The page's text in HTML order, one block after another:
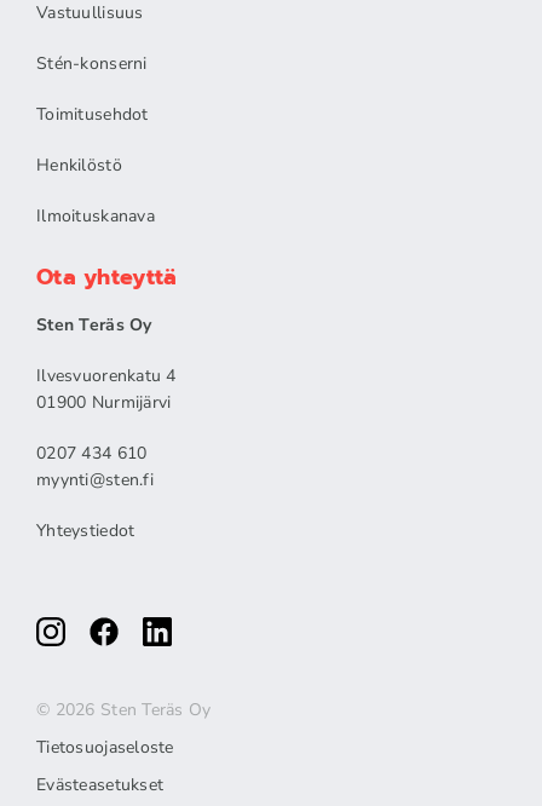
Vastuullisuus
Stén-konserni
Toimitusehdot
Henkilöstö
Ilmoituskanava
Ota yhteyttä
Sten Teräs Oy
Ilvesvuorenkatu 4
01900 Nurmijärvi
0207 434 610
myynti@sten.fi
Yhteystiedot
© 2026 Sten Teräs Oy
Tietosuojaseloste
Evästeasetukset